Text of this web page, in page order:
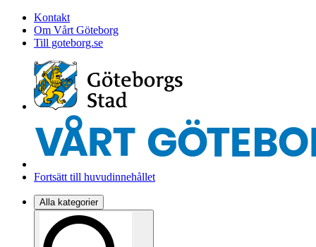
Kontakt
Om Vårt Göteborg
Till goteborg.se
Fortsätt till huvudinnehållet
Alla kategorier